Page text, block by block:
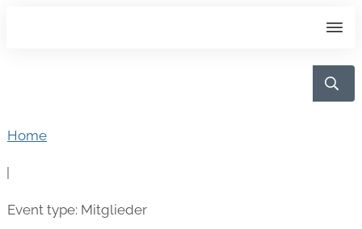
Home
Event type: Mitglieder